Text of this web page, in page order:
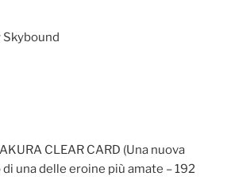
CLEAR CARD (Una nuova
una delle eroine più amate – 192